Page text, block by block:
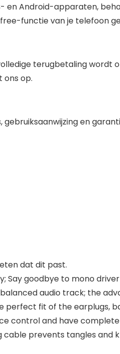
Android-apparaten,
functie van je telefoon
terugbetaling wordt
op.
gebruiksaanwijzing en
dat dit past.
Say goodbye to mono
audio track; the
fit of the earplugs,
control and have
cable prevents tangles and